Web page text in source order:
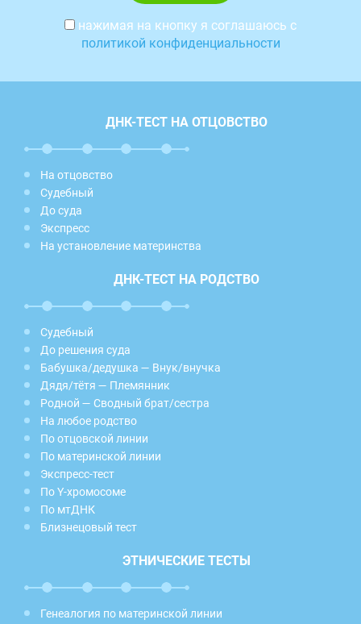
нажимая на кнопку я соглашаюсь с
политикой конфиденциальности
ДНК-ТЕСТ НА ОТЦОВСТВО
На отцовство
Судебный
До суда
Экспресс
На установление материнства
ДНК-ТЕСТ НА РОДСТВО
Судебный
До решения суда
Бабушка/дедушка — Внук/внучка
Дядя/тётя — Племянник
Родной — Сводный брат/сестра
На любое родство
По отцовской линии
По материнской линии
Экспресс-тест
По Y-хромосоме
По мтДНК
Близнецовый тест
ЭТНИЧЕСКИЕ ТЕСТЫ
Генеалогия по материнской линии